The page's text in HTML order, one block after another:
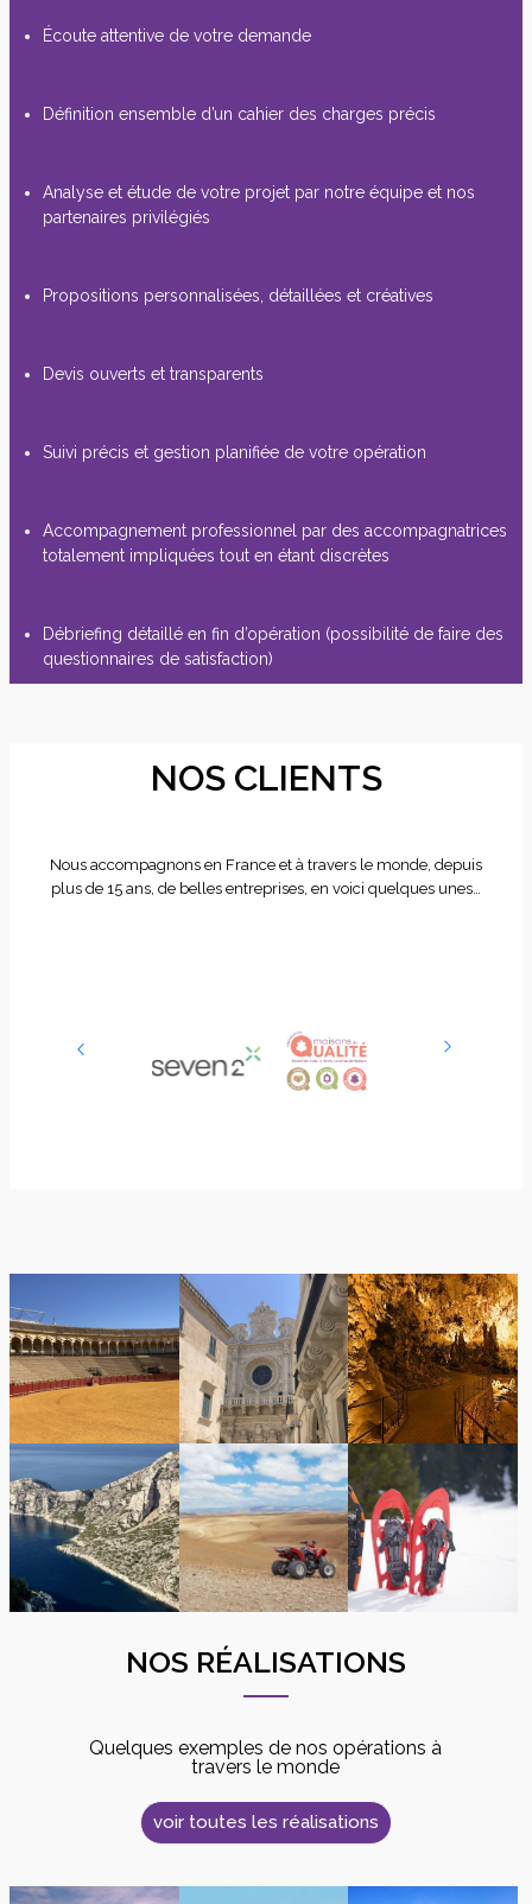
Écoute attentive de votre demande
Définition ensemble d’un cahier des charges précis
Analyse et étude de votre projet par notre équipe et nos
partenaires privilégiés
Propositions personnalisées, détaillées et créatives
Devis ouverts et transparents
Suivi précis et gestion planifiée de votre opération
Accompagnement professionnel par des accompagnatrices
totalement impliquées tout en étant discrètes
Débriefing détaillé en fin d’opération (possibilité de faire des
questionnaires de satisfaction)
NOS CLIENTS
Nous accompagnons en France et à travers le monde, depuis
plus de 15 ans, de belles entreprises, en voici quelques unes…
NOS RÉALISATIONS
Quelques exemples de nos opérations à
travers le monde
voir toutes les réalisations